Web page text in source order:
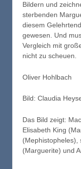
Bildern und
sterbenden
diesem
gewesen. Und
Vergleich mit
nicht zu scheuen.
Oliver Hohlbach
Bild: Claudia
Das Bild zeigt:
Elisabeth King
(Mephistopheles),
(Marguerite) und